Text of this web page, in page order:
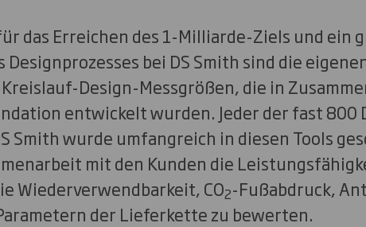
das Erreichen des 1-Milliarde-Ziels und ein
Designprozesses bei DS Smith sind die
Design-Messgrößen, die in
entwickelt wurden. Jeder der fast 800
Smith wurde umfangreich in diesen Tools
mit den Kunden die
Wiederverwendbarkeit, CO2-Fußabdruck,
der Lieferkette zu bewerten.